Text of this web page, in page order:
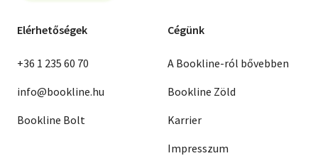
Elérhetőségek
+36 1 235 60 70
info@bookline.hu
Bookline Bolt
Cégünk
A Bookline-ról bővebben
Bookline Zöld
Karrier
Impresszum